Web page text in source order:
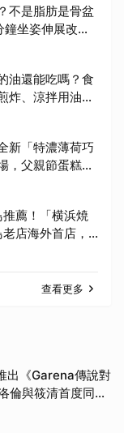
不是脂肪是骨盆
坐姿伸展改善
油還能吃嗎？食
炸、涼拌用油一
新「特濃薄荷巧
，父親節蛋糕限
薦！「横浜焼
店海外首店，
成就銷魂美味
查看更多
出《Garena傳說對
倫與筱清首度同框